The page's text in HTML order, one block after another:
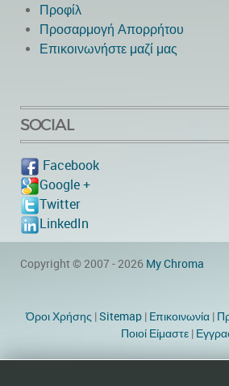
Προφίλ
Προσαρμογή Απορρήτου
Επικοινωνήστε μαζί μας
SOCIAL
Facebook
Google +
Twitter
LinkedIn
Copyright © 2007 - 2026 My Chroma
Όροι Χρήσης |Sitemap| Eπικοινωνία|
Ποιοί Είμαστε|